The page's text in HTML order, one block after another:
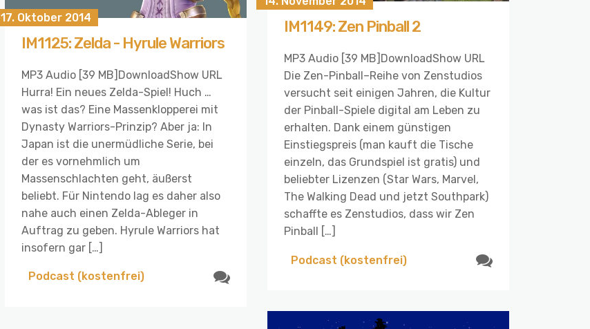
IM1149: Zen Pinball 2
MP3 Audio [39 MB]DownloadShow URL
Die Zen-Pinball–Reihe von Zenstudios
versucht seit einigen Jahren, die Kultur
der Pinball-Spiele digital am Leben zu
erhalten. Dank einem günstigen
Einstiegspreis (man kauft die Tische
einzeln, das Grundspiel ist gratis) und
beliebter Lizenzen (Star Wars, Marvel,
The Walking Dead und jetzt Southpark)
schaffte es Zenstudios, dass wir Zen
Pinball […]
Podcast (kostenfrei)
17. Oktober 2014
IM1125: Zelda - Hyrule Warriors
MP3 Audio [39 MB]DownloadShow URL
Hurra! Ein neues Zelda-Spiel! Huch …
was ist das? Eine Massenklopperei mit
Dynasty Warriors-Prinzip? Aber ja: In
Japan ist die unermüdliche Serie, bei
der es vornehmlich um
Massenschlachten geht, äußerst
beliebt. Für Nintendo lag es daher also
nahe auch einen Zelda-Ableger in
Auftrag zu geben. Hyrule Warriors hat
insofern gar […]
Podcast (kostenfrei)